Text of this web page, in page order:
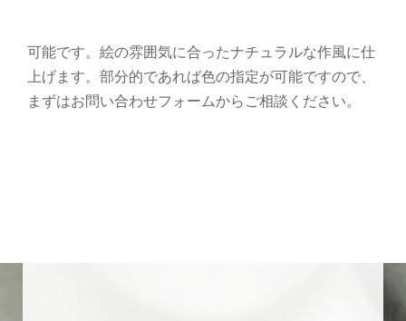
可能です。絵の雰囲気に合ったナチュラルな作風に仕
上げます。部分的であれば色の指定が可能ですので、
まずはお問い合わせフォームからご相談ください。